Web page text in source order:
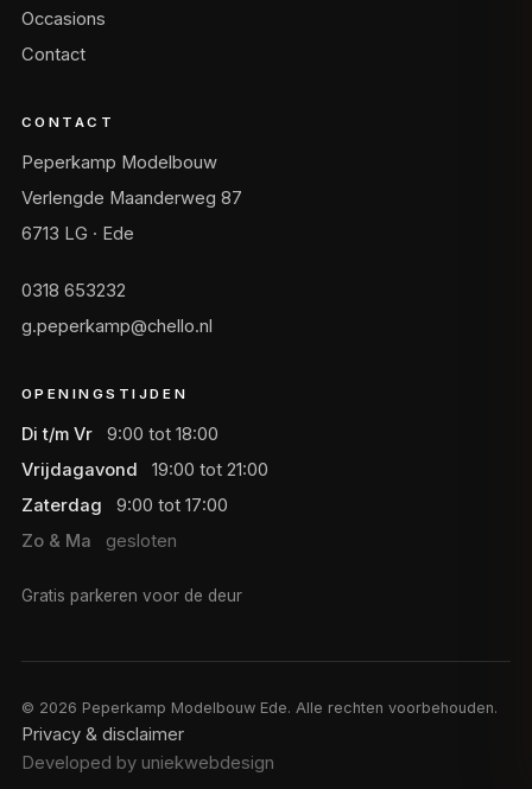
Occasions
Contact
CONTACT
Peperkamp Modelbouw
Verlengde Maanderweg 87
6713 LG · Ede
0318 653232
g.peperkamp@chello.nl
OPENINGSTIJDEN
Di t/m Vr
9:00 tot 18:00
Vrijdagavond
19:00 tot 21:00
Zaterdag
9:00 tot 17:00
Zo & Ma gesloten
Gratis parkeren voor de deur
© 2026 Peperkamp Modelbouw Ede. Alle rechten voorbehouden.
Privacy & disclaimer
Developed by uniekwebdesign